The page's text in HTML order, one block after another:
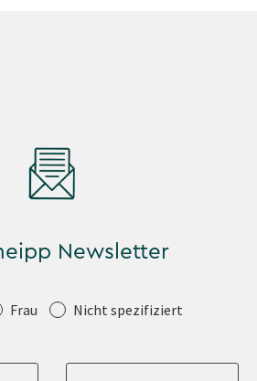
Newsletter
Frau Nicht spezifiziert